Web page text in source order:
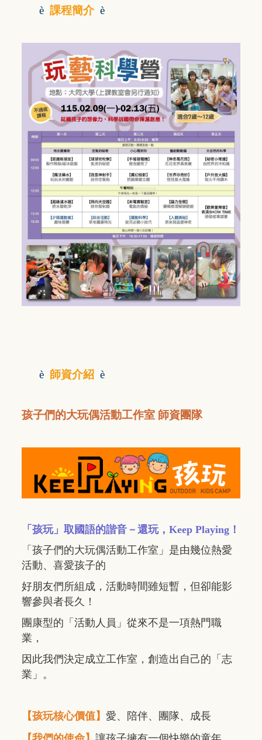
è 課程簡介 è
è 師資介紹 è
孩子們的大玩偶活動工作室 師資團隊
「孩玩」取國語的諧音－還玩，Keep Playing！
「孩子們的大玩偶活動工作室」是由幾位熱愛
活動、喜愛孩子的
好朋友們所組成，活動時間雖短暫，但卻能影
響參與者長久！
團康型的「活動人員」從來不是一項熱門職
業，
因此我們決定成立工作室，創造出自己的「志
業」。
【孩玩核心價值】 愛、陪伴、團隊、成長